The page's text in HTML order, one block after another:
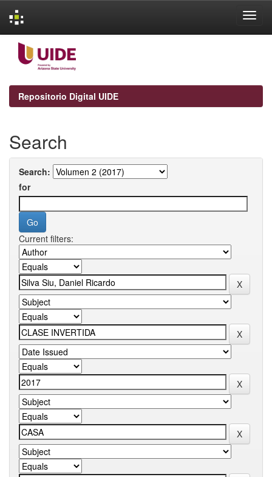
navigation
Repositorio Digital UIDE
Search
Search:
for
Current filters: